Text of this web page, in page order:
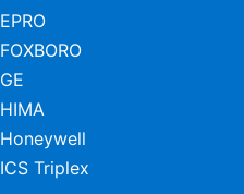
EPRO
FOXBORO
GE
HIMA
Honeywell
ICS Triplex